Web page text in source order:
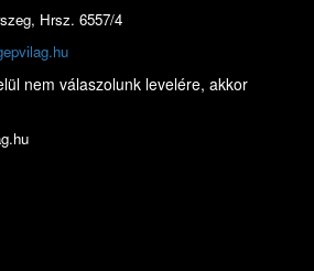
Hrsz. 6557/4
nem válaszolunk levelére, akkor